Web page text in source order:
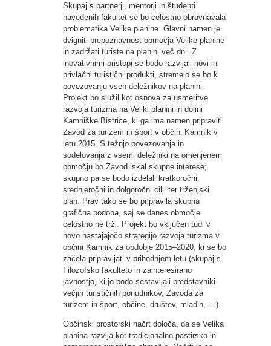
Skupaj s partnerji, mentorji in študenti
navedenih fakultet se bo celostno obravnavala
problematika Velike planine. Glavni namen je
dvigniti prepoznavnost območja Velike planine
in zadržati turiste na planini več dni. Z
inovativnimi pristopi se bodo razvijali novi in
privlačni turistični produkti, stremelo se bo k
povezovanju vseh deležnikov na planini.
Projekt bo služil kot osnova za usmeritve
razvoja turizma na Veliki planini in dolini
Kamniške Bistrice, ki ga ima namen pripraviti
Zavod za turizem in šport v občini Kamnik v
letu 2015. S težnjo povezovanja in
sodelovanja z vsemi deležniki na omenjenem
območju bo Zavod iskal skupne interese;
skupno pa se bodo izdelali kratkoročni,
srednjeročni in dolgoročni cilji ter trženjski
plan. Prav tako se bo pripravila skupna
grafična podoba, saj se danes območje
celostno ne trži. Projekt bo vključen tudi v
novo nastajajočo strategijo razvoja turizma v
občini Kamnik za obdobje 2015–2020, ki se bo
začela pripravljati v prihodnjem letu (skupaj s
Filozofsko fakulteto in zainteresirano
javnostjo, ki jo bodo sestavljali predstavniki
večjih turističnih ponudnikov, Zavoda za
turizem in šport, občine, društev, mladih, …).
Občinski prostorski načrt določa, da se Velika
planina razvija kot tradicionalno pastirsko in